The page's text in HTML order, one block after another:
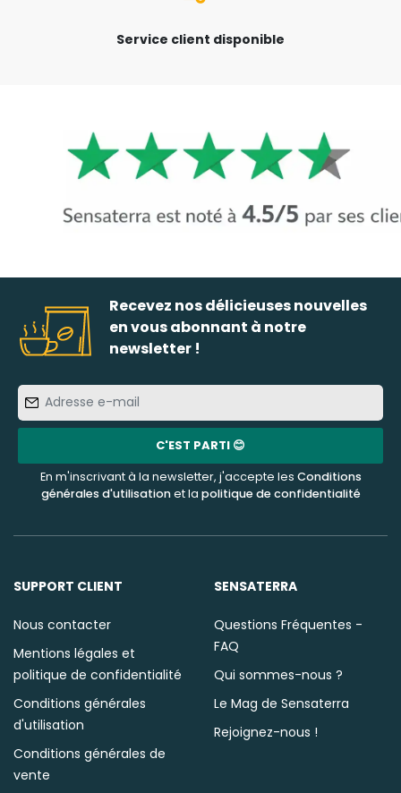
Service client disponible
Recevez nos délicieuses nouvelles
en vous abonnant à notre
newsletter !
e-
mail
C'EST PARTI 😊
En m'inscrivant à la newsletter, j'accepte les Conditions
générales d'utilisationet la politique de confidentialité
SUPPORT CLIENT
Nous contacter
Mentions légales et
politique de confidentialité
Conditions générales
d'utilisation
Conditions générales de
vente
SENSATERRA
Questions Fréquentes -
FAQ
Qui sommes-nous ?
Le Mag de Sensaterra
Rejoignez-nous !